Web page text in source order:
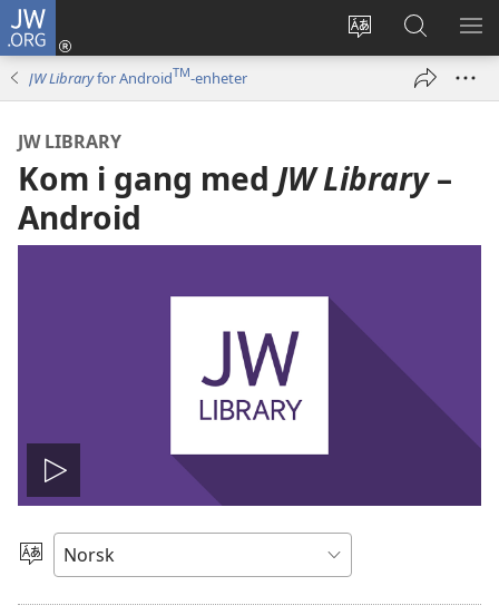
JW.ORG
Endre
Logg
inn
Søk
på
JW.ORG
VIS
JW Libraryfor AndroidTM-enheter
JW LIBRARY
Kom i gang med JW Library–
Android
Spill
video
Velg
språk